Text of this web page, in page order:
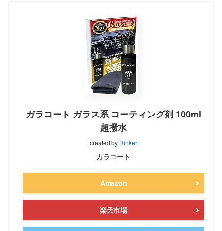
ガラコート ガラス系 コーティング剤 100ml
超撥水
created by Rinker
ガラコート
Amazon
楽天市場